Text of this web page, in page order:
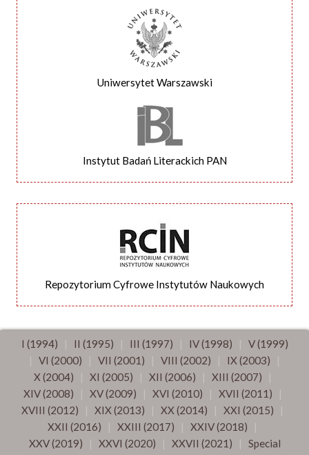
Uniwersytet Warszawski
Instytut Badań Literackich PAN
Repozytorium Cyfrowe Instytutów Naukowych
I (1994) | II (1995) | III (1997) | IV (1998) | V (1999)
| VI (2000) | VII (2001) | VIII (2002) | IX (2003) |
X (2004) | XI (2005) | XII (2006) | XIII (2007) |
XIV (2008) | XV (2009) | XVI (2010) | XVII (2011) |
XVIII (2012) | XIX (2013) | XX (2014) | XXI (2015) |
XXII (2016) | XXIII (2017) | XXIV (2018) |
XXV (2019) | XXVI (2020) | XXVII (2021) | Special